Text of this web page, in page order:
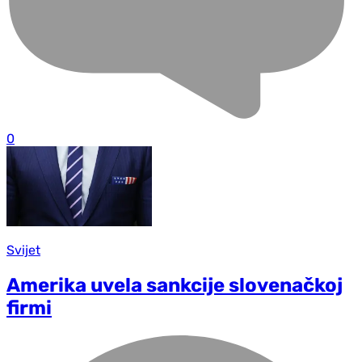
0
Svijet
Amerika uvela sankcije slovenačkoj
firmi